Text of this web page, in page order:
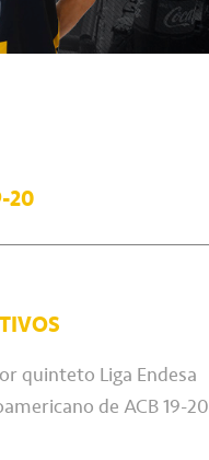
20
quinteto Liga Endesa
de ACB 19-20